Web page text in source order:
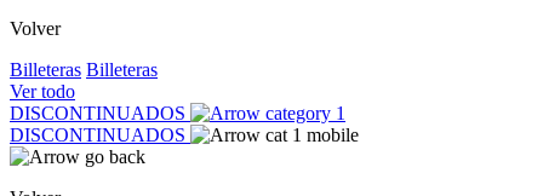
Volver
Billeteras Billeteras
Ver todo
DISCONTINUADOS
DISCONTINUADOS